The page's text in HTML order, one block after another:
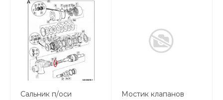
Сальник п/оси
Мостик клапанов